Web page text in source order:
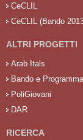
CeCLIL
CeCLIL (Bando
ALTRI PROGETTI
Arab Itals
Bando e
PoliGiovani
DAR
RICERCA